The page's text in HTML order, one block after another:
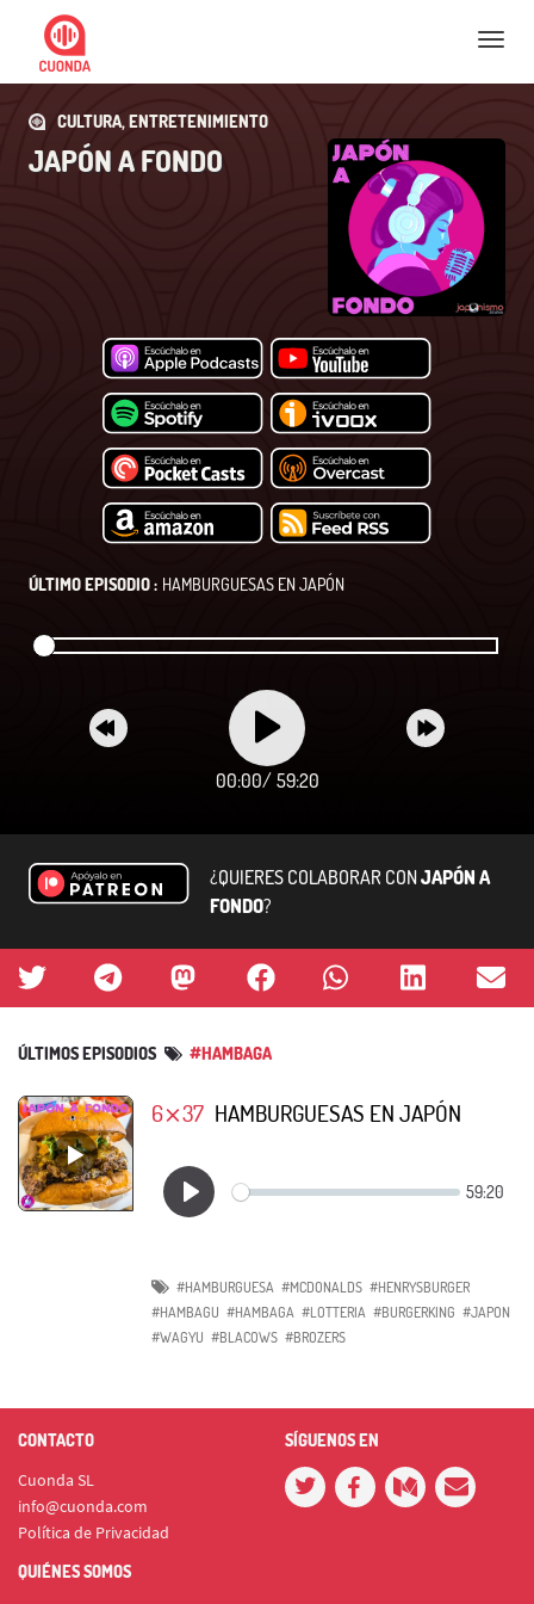
Nav
CULTURA, ENTRETENIMIENTO
JAPÓN A FONDO
ÚLTIMO EPISODIO : HAMBURGUESAS EN JAPÓN
00:00/ 59:20
¿QUIERES COLABORAR CONJAPÓN A
FONDO?
ÚLTIMOS EPISODIOS #HAMBAGA
6⨯37 HAMBURGUESAS EN JAPÓN
#HAMBURGUESA #MCDONALDS #HENRYSBURGER
#HAMBAGU #HAMBAGA #LOTTERIA #BURGERKING #JAPON
#WAGYU #BLACOWS #BROZERS
CONTACTO
Cuonda SL
info@cuonda.com
Política de Privacidad
SÍGUENOS EN
QUIÉNES SOMOS